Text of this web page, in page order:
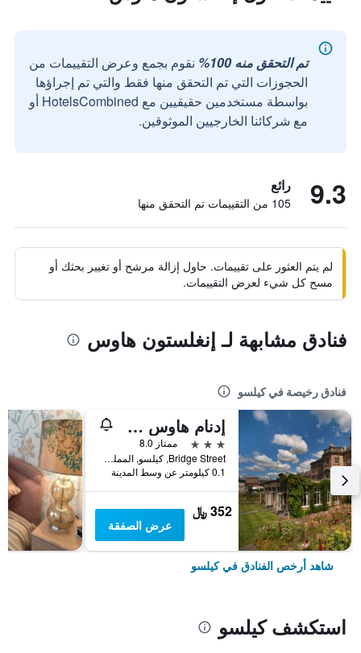
تم التحقق منه 100%
نقوم بجمع وعرض التقييمات من
الحجوزات التي تم التحقق منها فقط والتي تم إجراؤها
بواسطة مستخدمين حقيقيين مع HotelsCombined أو
مع شركائنا الخارجيين الموثوقين.
9.3 رائع
105 من التقييمات تم التحقق منها
لم يتم العثور على تقييمات. حاول إزالة مرشح أو تغيير بحثك أو
مسح كل شيء لعرض التقييمات.
فنادق مشابهة لـ إنغلستون هاوس
فنادق رخيصة في كيلسو
إدنام هاوس هوتل
3 نجوم
ممتاز 8.0
Bridge Street, كيلسو, المملكة المتحدة
0.1 كيلومتر عن وسط المدينة
352 ﷼
عرض الصفقة
شاهد أرخص الفنادق في كيلسو
استكشف كيلسو